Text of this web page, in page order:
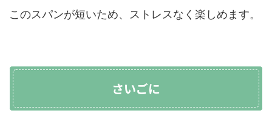
このスパンが短いため、ストレスなく楽しめます。
さいごに